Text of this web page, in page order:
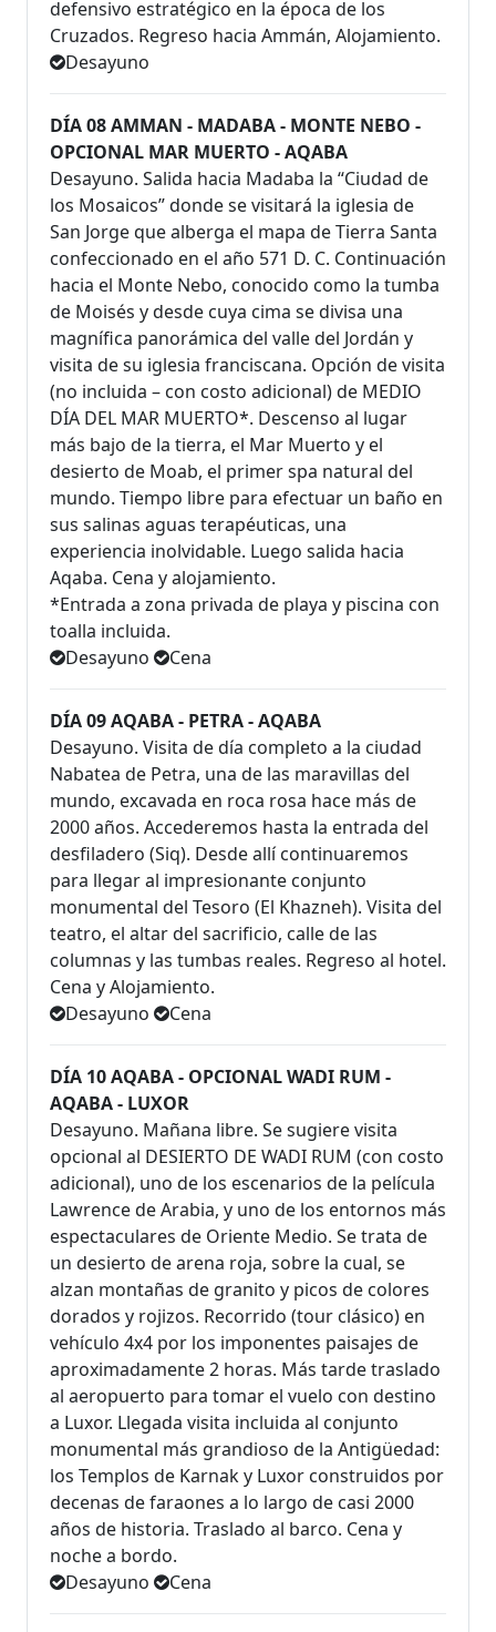
defensivo estratégico en la época de los
Cruzados. Regreso hacia Ammán, Alojamiento.
Desayuno
DÍA 08 AMMAN - MADABA - MONTE NEBO -
OPCIONAL MAR MUERTO - AQABA
Desayuno. Salida hacia Madaba la “Ciudad de
los Mosaicos” donde se visitará la iglesia de
San Jorge que alberga el mapa de Tierra Santa
confeccionado en el año 571 D. C. Continuación
hacia el Monte Nebo, conocido como la tumba
de Moisés y desde cuya cima se divisa una
magnífica panorámica del valle del Jordán y
visita de su iglesia franciscana. Opción de visita
(no incluida – con costo adicional) de MEDIO
DÍA DEL MAR MUERTO*. Descenso al lugar
más bajo de la tierra, el Mar Muerto y el
desierto de Moab, el primer spa natural del
mundo. Tiempo libre para efectuar un baño en
sus salinas aguas terapéuticas, una
experiencia inolvidable. Luego salida hacia
Aqaba. Cena y alojamiento.
*Entrada a zona privada de playa y piscina con
toalla incluida.
Desayuno
Cena
DÍA 09 AQABA - PETRA - AQABA
Desayuno. Visita de día completo a la ciudad
Nabatea de Petra, una de las maravillas del
mundo, excavada en roca rosa hace más de
2000 años. Accederemos hasta la entrada del
desfiladero (Siq). Desde allí continuaremos
para llegar al impresionante conjunto
monumental del Tesoro (El Khazneh). Visita del
teatro, el altar del sacrificio, calle de las
columnas y las tumbas reales. Regreso al hotel.
Cena y Alojamiento.
Desayuno
Cena
DÍA 10 AQABA - OPCIONAL WADI RUM -
AQABA - LUXOR
Desayuno. Mañana libre. Se sugiere visita
opcional al DESIERTO DE WADI RUM (con costo
adicional), uno de los escenarios de la película
Lawrence de Arabia, y uno de los entornos más
espectaculares de Oriente Medio. Se trata de
un desierto de arena roja, sobre la cual, se
alzan montañas de granito y picos de colores
dorados y rojizos. Recorrido (tour clásico) en
vehículo 4x4 por los imponentes paisajes de
aproximadamente 2 horas. Más tarde traslado
al aeropuerto para tomar el vuelo con destino
a Luxor. Llegada visita incluida al conjunto
monumental más grandioso de la Antigüedad:
los Templos de Karnak y Luxor construidos por
decenas de faraones a lo largo de casi 2000
años de historia. Traslado al barco. Cena y
noche a bordo.
Desayuno
Cena